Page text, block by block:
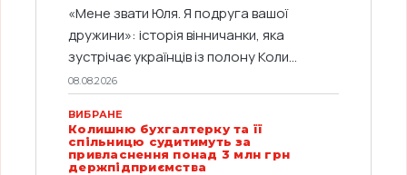
«Мене звати Юля. Я подруга вашої
дружини»: історія вінничанки, яка
зустрічає українців із полону Коли...
08.08.2026
ВИБРАНЕ
Колишню бухгалтерку та її
спільницю судитимуть за
привласнення понад 3 млн грн
держпідприємства